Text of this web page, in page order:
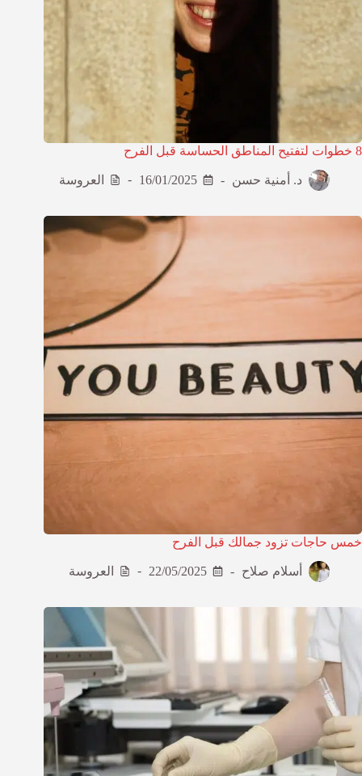
8 خطوات لتفتيح المناطق الحساسة قبل الفرح
د. أمنية حسن 16/01/2025 العروسة
خمس حاجات تزود جمالك قبل الفرح
أسلام صلاح 22/05/2025 العروسة